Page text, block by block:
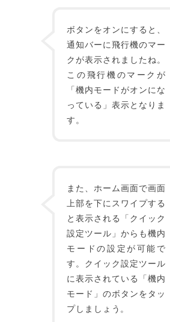
ボタンをオンにすると、
通知バーに飛行機のマー
クが表示されましたね。
この飛行機のマークが
「機内モードがオンにな
っている」表示となりま
す。
また、ホーム画面で画面
上部を下にスワイプする
と表示される「クイック
設定ツール」からも機内
モードの設定が可能で
す。クイック設定ツール
に表示されている「機内
モード」のボタンをタッ
プしましょう。